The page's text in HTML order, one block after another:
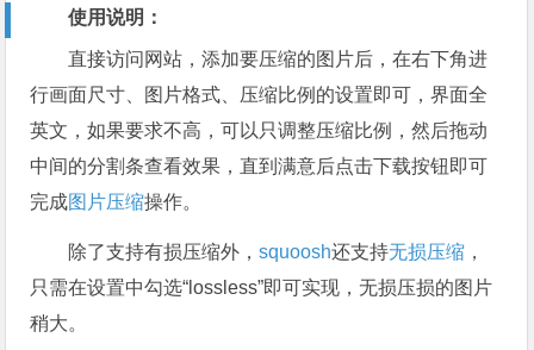
使用说明：
直接访问网站，添加要压缩的图片后，在右下角进
行画面尺寸、图片格式、压缩比例的设置即可，界面全
英文，如果要求不高，可以只调整压缩比例，然后拖动
中间的分割条查看效果，直到满意后点击下载按钮即可
完成图片压缩操作。
除了支持有损压缩外，squoosh还支持无损压缩 ，
只需在设置中勾选“lossless”即可实现，无损压损的图片
稍大。